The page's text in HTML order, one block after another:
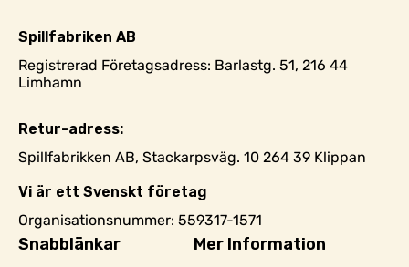
Spillfabriken AB
Registrerad Företagsadress: Barlastg. 51, 216 44
Limhamn
Retur-adress:
Spillfabrikken AB, Stackarpsväg. 10 264 39 Klippan
Vi är ett Svenskt företag
Organisationsnummer: 559317-1571
Snabblänkar Mer Information